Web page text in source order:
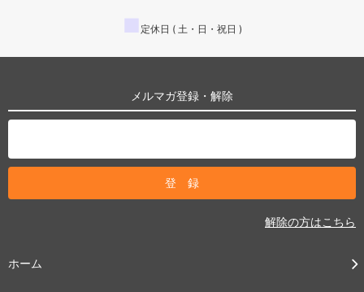
■ 定休日 ( 土・日・祝日 )
メルマガ登録・解除
解除の方はこちら
ホーム